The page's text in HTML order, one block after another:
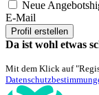
Neue
E-Mail
Profil erstellen
Da ist wohl etwas
Mit dem Klick auf